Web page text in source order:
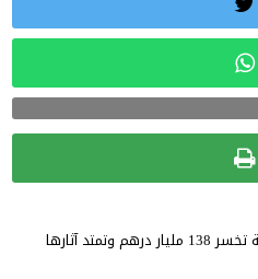
فيروس كورونا : السياحة المغربية تخسر 138 مليار درهم وتمتد آثارها